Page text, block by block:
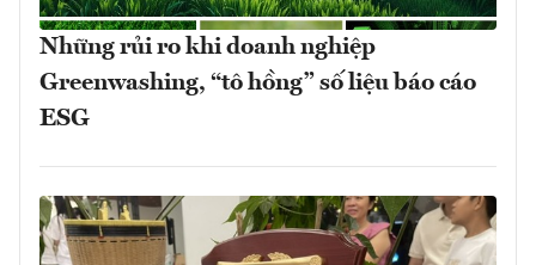
Những rủi ro khi doanh nghiệp
Greenwashing, “tô hồng” số liệu báo cáo
ESG